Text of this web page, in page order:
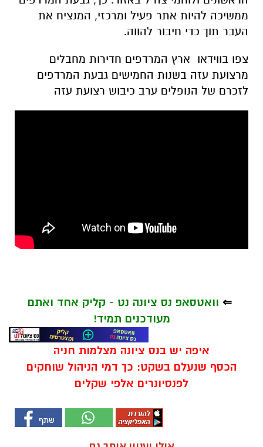
ממשיכה להיות אתר פעיל ומרכזי, המנציח את
העבר תוך כדי חיבור להווה.
צפו בווידאו ארץ המרדפים חדירות מחבלים
מרצועת עזה בשנות החמישים גבעת המרדפים
לזכרם של הנופלים ערב כיבוש רצועת עזה
⇐ וואטסאפ נס ציונה נט - קליק אחד ואתם
מעודכנים תמיד!
איפה יש בנס ציונה מצלמות חניה
הכסף שנעלם בשקט: כך דמי הניהול שוחקים
לפנסיונרים אלפי שקלים